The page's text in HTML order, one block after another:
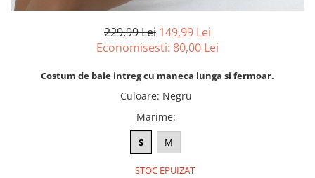
229,99 Lei 149,99 Lei
Economisesti: 80,00 Lei
Costum de baie intreg cu maneca lunga si fermoar.
Culoare: Negru
Marime:
S M
STOC EPUIZAT